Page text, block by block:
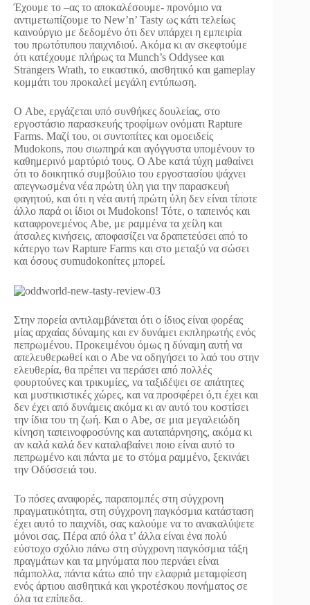
Έχουμε το –ας το αποκαλέσουμε- προνόμιο να
αντιμετωπίζουμε το New’n’ Tasty ως κάτι τελείως
καινούργιο με δεδομένο ότι δεν υπάρχει η εμπειρία
του πρωτότυπου παιχνιδιού. Ακόμα κι αν σκεφτούμε
ότι κατέχουμε πλήρως τα Munch’s Oddysee και
Strangers Wrath, το εικαστικό, αισθητικό και gameplay
κομμάτι του προκαλεί μεγάλη εντύπωση.
Ο Abe, εργάζεται υπό συνθήκες δουλείας, στο
εργοστάσιο παρασκευής τροφίμων ονόματι Rapture
Farms. Μαζί του, οι συντοπίτες και ομοειδείς
Mudokons, που σιωπηρά και αγόγγυστα υπομένουν το
καθημερινό μαρτύριό τους. O Abe κατά τύχη μαθαίνει
ότι το δοικητικό συμβούλιο του εργοστασίου ψάχνει
απεγνωσμένα νέα πρώτη ύλη για την παρασκευή
φαγητού, και ότι η νέα αυτή πρώτη ύλη δεν είναι τίποτε
άλλο παρά οι ίδιοι οι Mudokons! Τότε, ο ταπεινός και
καταφρονεμένος Abe, με ραμμένα τα χείλη και
άτσαλες κινήσεις, αποφασίζει να δραπετεύσει από το
κάτεργο των Rapture Farms και στο μεταξύ να σώσει
και όσους συmudokonίτες μπορεί.
Στην πορεία αντιλαμβάνεται ότι ο ίδιος είναι φορέας
μίας αρχαίας δύναμης και εν δυνάμει εκπληρωτής ενός
πεπρωμένου. Προκειμένου όμως η δύναμη αυτή να
απελευθερωθεί και ο Abe να οδηγήσει το λαό του στην
ελευθερία, θα πρέπει να περάσει από πολλές
φουρτούνες και τρικυμίες, να ταξιδέψει σε απάτητες
και μυστικιστικές χώρες, και να προσφέρει ό,τι έχει και
δεν έχει από δυνάμεις ακόμα κι αν αυτό του κοστίσει
την ίδια του τη ζωή. Και ο Abe, σε μια μεγαλειώδη
κίνηση ταπεινοφροσύνης και αυταπάρνησης, ακόμα κι
αν καλά καλά δεν καταλαβαίνει ποιο είναι αυτό το
πεπρωμένο και πάντα με το στόμα ραμμένο, ξεκινάει
την Οδύσσειά του.
Το πόσες αναφορές, παραπομπές στη σύγχρονη
πραγματικότητα, στη σύγχρονη παγκόσμια κατάσταση
έχει αυτό το παιχνίδι, σας καλούμε να το ανακαλύψετε
μόνοι σας. Πέρα από όλα τ’ άλλα είναι ένα πολύ
εύστοχο σχόλιο πάνω στη σύγχρονη παγκόσμια τάξη
πραγμάτων και τα μηνύματα που περνάει είναι
πάμπολλα, πάντα κάτω από την ελαφριά μεταμφίεση
ενός άρτιου αισθητικά και γκροτέσκου πονήματος σε
όλα τα επίπεδα.